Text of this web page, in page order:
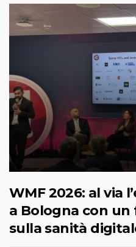
WMF 2026: al via
a Bologna con
sulla sanità